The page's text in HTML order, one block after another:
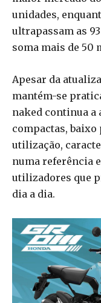
unidades,
ultrapassam as
soma mais de 50
Apesar da
mantém-se
naked continua a
compactas, baixo
utilização,
numa referência
utilizadores que
dia a dia.